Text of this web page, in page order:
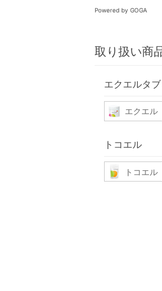
Powered by GOGA
取り扱い商
エクエルタブ
エクエル
トコエル
トコエル